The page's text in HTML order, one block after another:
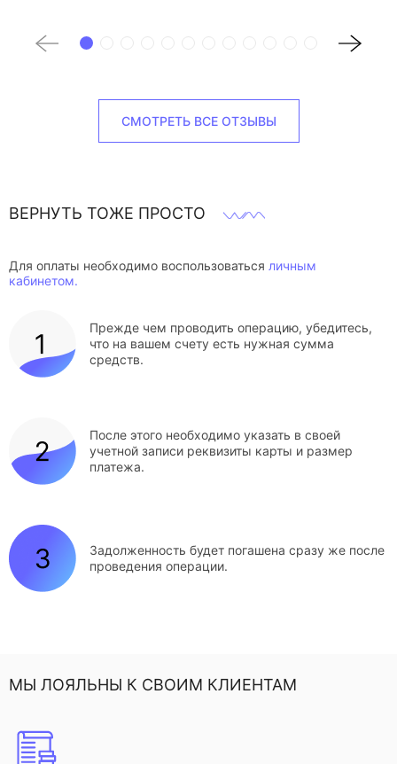
СМОТРЕТЬ ВСЕ ОТЗЫВЫ
ВЕРНУТЬ ТОЖЕ ПРОСТО
Для оплаты необходимо воспользоваться личным
кабинетом.
Прежде чем проводить операцию, убедитесь,
что на вашем счету есть нужная сумма
средств.
После этого необходимо указать в своей
учетной записи реквизиты карты и размер
платежа.
Задолженность будет погашена сразу же после
проведения операции.
МЫ ЛОЯЛЬНЫ К СВОИМ КЛИЕНТАМ